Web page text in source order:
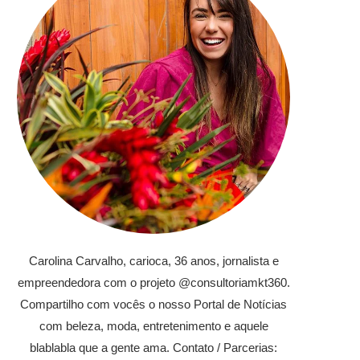
Carolina Carvalho, carioca, 36 anos, jornalista e
empreendedora com o projeto @consultoriamkt360.
Compartilho com vocês o nosso Portal de Notícias
com beleza, moda, entretenimento e aquele
blablabla que a gente ama. Contato / Parcerias: